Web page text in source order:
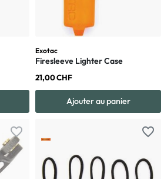
Exotac
Firesleeve Lighter Case
21,00 CHF
Ajouter au panier
favorite_border favorite_border